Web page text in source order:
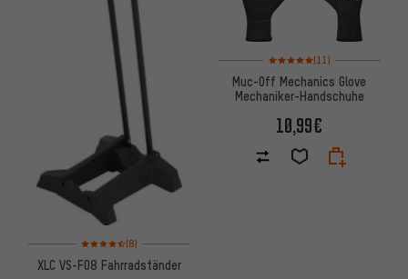
Bewertungen: 4,5 von 5 basierend auf 8 Bewertungen
(8)
XLC VS-F08 Fahrradständer
Bewertungen: 5 von 5
(11)
Muc-Off Mechanics Glove
Mechaniker-Handschuhe
10,99€